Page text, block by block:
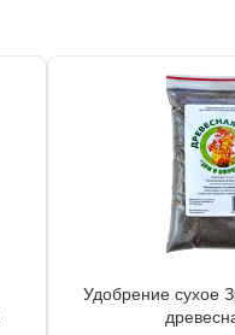
Удобрение сухое